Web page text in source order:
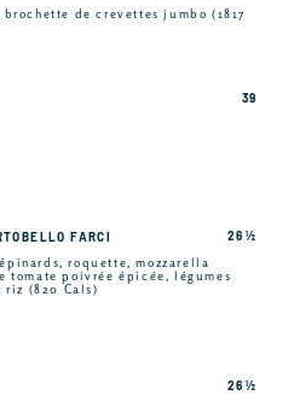
de crevettes jumbo (1817
39
FARCI
roquette, mozzarella
tomate poivrée épicée, légumes
(820 Cals)
26 ½
26 ½